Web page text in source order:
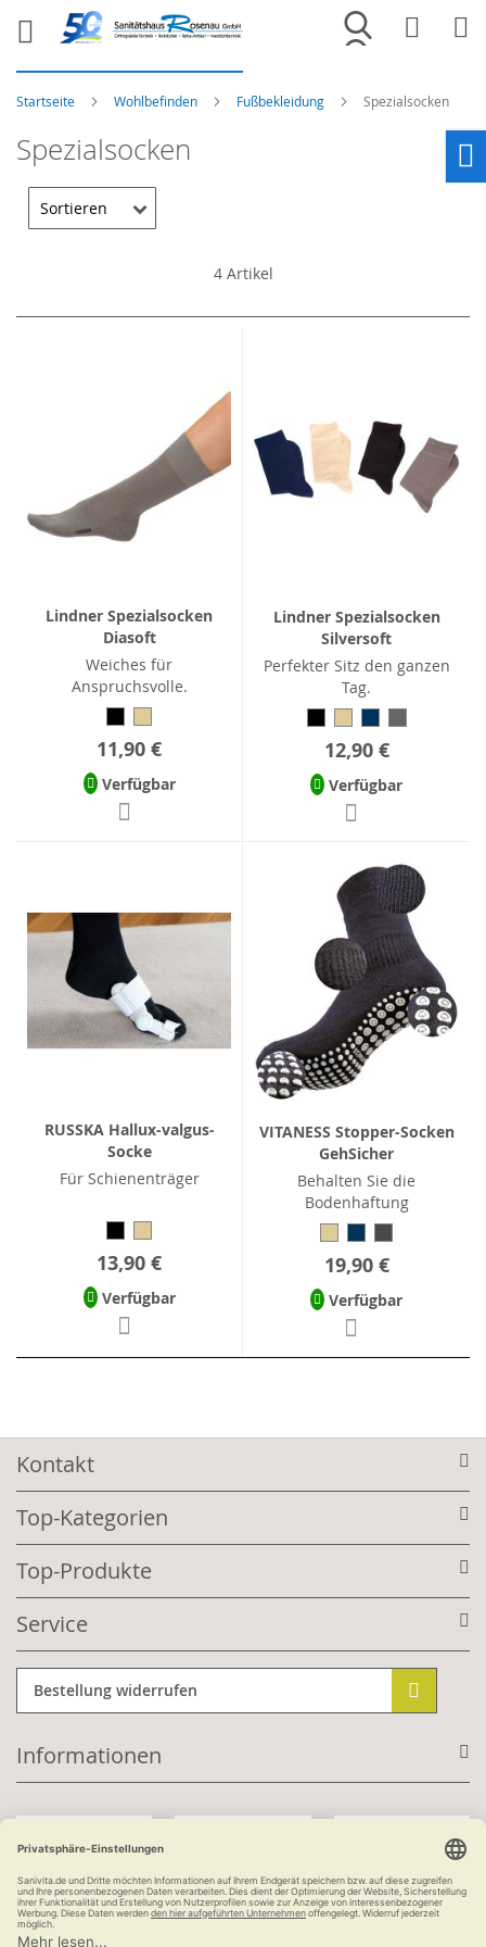
Merkliste
Startseite Wohlbefinden Fußbekleidung Spezialsocken
Spezialsocken
4Artikel
Lindner Spezialsocken
Diasoft
Weiches für
Anspruchsvolle.
11,90 €
Verfügbar
Lindner Spezialsocken
Silversoft
Perfekter Sitz den ganzen
Tag.
12,90 €
Verfügbar
RUSSKA Hallux-valgus-
Socke
Für Schienenträger
13,90 €
Verfügbar
VITANESS Stopper-Socken
GehSicher
Behalten Sie die
Bodenhaftung
19,90 €
Verfügbar
Kontakt
Top-Kategorien
Top-Produkte
Service
Bestellung widerrufen
Informationen